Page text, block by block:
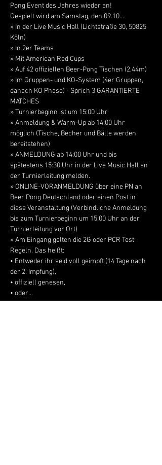
Pong Event des Jahres wieder an!
Gespielt wird am Samstag, den 09.10...
» In der Live Music Hall (Lichtstraße 30, 50825
Köln)
» In 2er Teams
» Mit American Red Cups
» Auf 42 offiziellen Beer-Pong Tischen (2,44m)
» Im Gruppen- und KO-System (4er Gruppen,
danach KO Phase) - Sprich 3 GARANTIERTE
MATCHES
» Turnierbeginn ist um 15:00 Uhr
» Anmeldung & Warm-Up ab 14:00 Uhr
möglich (Tische, Becher und Bälle werden
bereitstehen)
» ANMELDUNG ab 14:00 Uhr und bis
spätestens 15:30 Uhr in der Live Music Hall an
der Turnierleitung melden.
» ONLINE-VORANMELDUNG über eine PN an
Beer Pong Deutschland oder einen Post in
diese Veranstaltung (Verbindliche Anmeldung
bis zum Turnierbeginn um 15:00 Uhr an der
Turnierleitung vor Ort)
» Am Eingang gelten die 2G oder PCR Test
Regeln. Das heißt:
• Entweder ihr seid voll geimpft (14 Tage nach
der 2. Impfung),
• offiziell genesen,
• oder…